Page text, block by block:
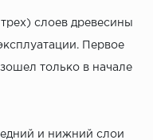
слоев древесины
Первое
только в начале
и нижний слои